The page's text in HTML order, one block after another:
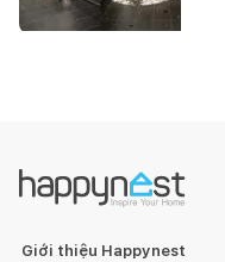
Giới thiệu Happynest